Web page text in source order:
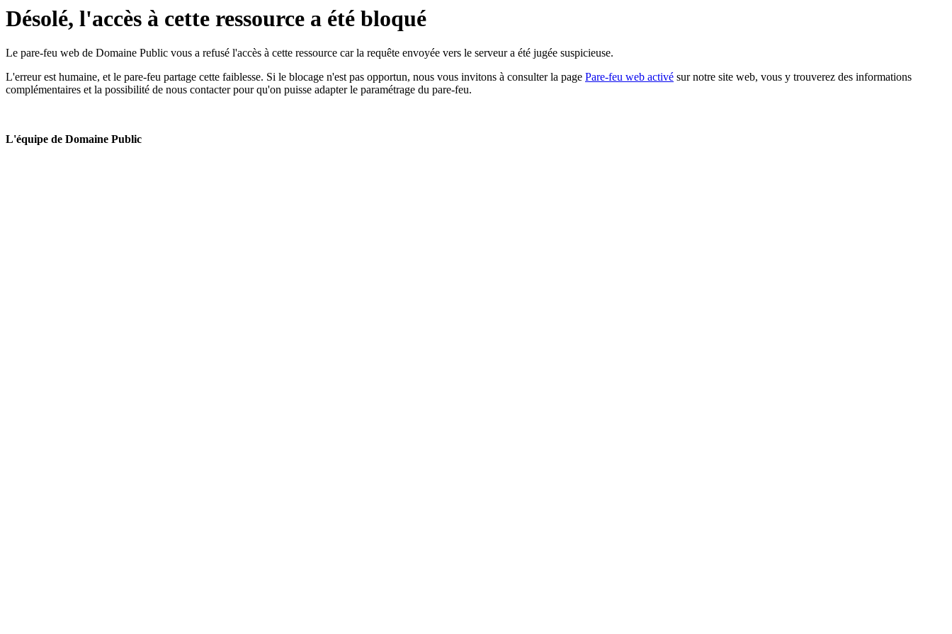
Désolé, l'accès à cette ressource a été bloqué
Le pare-feu web de Domaine Public vous a refusé l'accès à cette ressource car la requête envoyée vers le serveur a été jugée suspicieuse.
L'erreur est humaine, et le pare-feu partage cette faiblesse. Si le blocage n'est pas opportun, nous vous invitons à consulter la page Pare-feu web activé sur notre site web, vous y trouverez des informations
complémentaires et la possibilité de nous contacter pour qu'on puisse adapter le paramétrage du pare-feu.
L'équipe de Domaine Public